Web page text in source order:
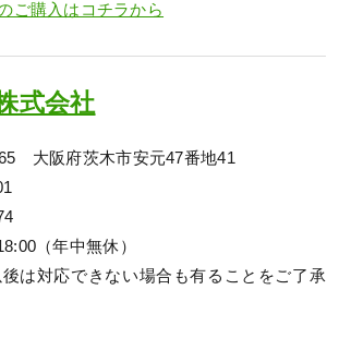
ご購入はコチラから
式会社
大阪府茨木市安元47番地41
（年中無休）
は対応できない場合も有ることをご了承